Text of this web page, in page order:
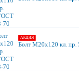
АКЦИЯ
Болт М20х120 кл.